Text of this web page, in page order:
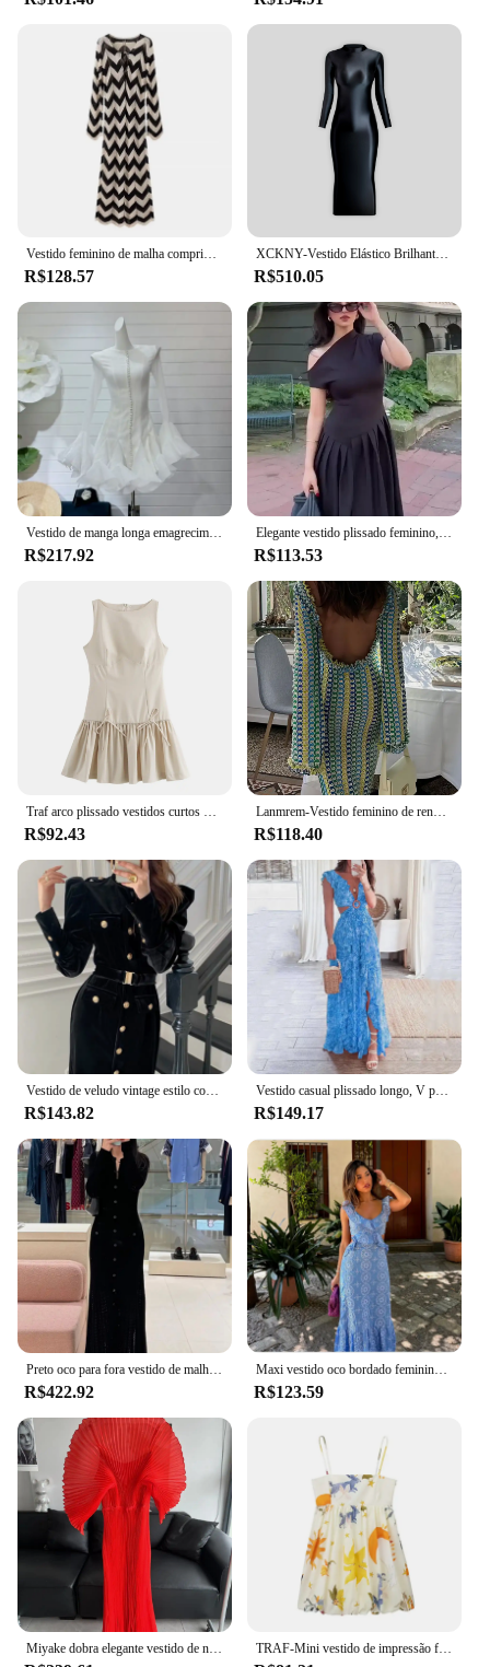
Vestido feminino de malha comprida, decote em v, gravata oca, cor de contraste, ondulação de água, temperamento elegante de deslocamento, novo
R$128.57
XCKNY-Vestido Elástico Brilhante para Quadril, Saia Apertada Brilhante, Gola Alta, Manga Comprida, Saia Esportiva Casual Suave
R$510.05
Vestido de manga longa emagrecimento feito sob medida para mulheres, vestido de presente adulto estilo francês com cintura redutora de idade para ocasiões românticas
R$217.92
Elegante vestido plissado feminino, manga curta com decote em O, patchwork senhora vestidos longos, casual streetwear de escritório, novo, verão, 2022
R$113.53
Traf arco plissado vestidos curtos para mulheres sem mangas mini vestido mulher 2024 fora do ombro vestidos de festa das mulheres bodycon vestido feminino
R$92.43
Lanmrem-Vestido feminino de renda sem costas, cor contrastante, mangas compridas, vestidos finos, nova moda, roupas de verão, 32C825, 2024
R$118.40
Vestido de veludo vintage estilo coreano feminino com cinto, manga longa, peito único, gola alta, divisão feminina, vestidos pretos casuais
R$143.82
Vestido casual plissado longo, V profundo, exposto à cintura, estilo menina quente, moda sexy de verão, nova roupa estampada, europeu e americano, 2024
R$149.17
Preto oco para fora vestido de malha feminino 2024 início do outono único breasted manga longa fino robe 5240238
R$422.92
Maxi vestido oco bordado feminino, Longo, Sem mangas, Sem encosto, Ruffle, Praia, Feriado, Lady Party Robe, Sexy, Verão, 2022
R$123.59
Miyake dobra elegante vestido de noite, bonecas feitas à mão, tamanho grande, novo, outono, 2024 TRAF-Mini vestido de impressão feminina, sem mangas, vestidos curtos, sem encosto, verão, sexy, praia, feriado, 2024